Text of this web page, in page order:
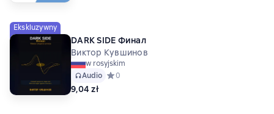
Ekskluzywny
DARK SIDE Финал
Виктор Кувшинов
w rosyjskim
Audio Средний рейтинг 0 на основе 0 оценок
0
9,04 zł